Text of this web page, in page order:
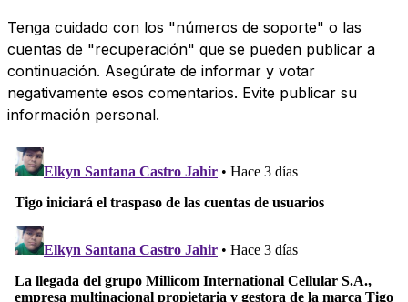
Tenga cuidado con los "números de soporte" o las
cuentas de "recuperación" que se pueden publicar a
continuación. Asegúrate de informar y votar
negativamente esos comentarios. Evite publicar su
información personal.